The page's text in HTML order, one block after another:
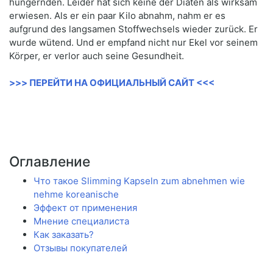
hungernden. Leider hat sich keine der Diäten als wirksam
erwiesen. Als er ein paar Kilo abnahm, nahm er es
aufgrund des langsamen Stoffwechsels wieder zurück. Er
wurde wütend. Und er empfand nicht nur Ekel vor seinem
Körper, er verlor auch seine Gesundheit.
>>> ПЕРЕЙТИ НА ОФИЦИАЛЬНЫЙ САЙТ <<<
Оглавление
Что такое Slimming Kapseln zum abnehmen wie
nehme koreanische
Эффект от применения
Мнение специалиста
Как заказать?
Отзывы покупателей